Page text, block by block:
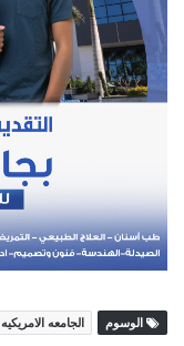
الوسوم الجامعه الامريكيه